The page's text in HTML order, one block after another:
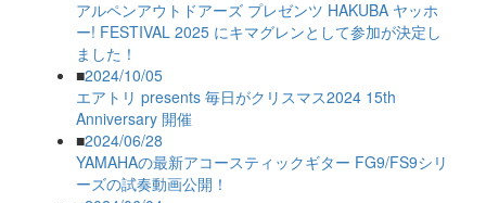
アルペンアウトドアーズ プレゼンツ HAKUBA ヤッホ
ー! FESTIVAL 2025 にキマグレンとして参加が決定し
ました！
■2024/10/05
エアトリ presents 毎日がクリスマス2024 15th
Anniversary 開催
■2024/06/28
YAMAHAの最新アコースティックギター FG9/FS9シリ
ーズの試奏動画公開！